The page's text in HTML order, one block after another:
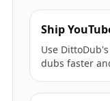
Ship
Use
dubs faster